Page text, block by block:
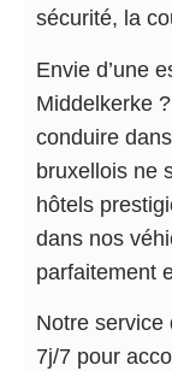
sécurité, la
Envie d’une
Middelkerke
conduire
bruxellois ne
hôtels
dans nos
parfaitement
Notre service
7j/7 pour